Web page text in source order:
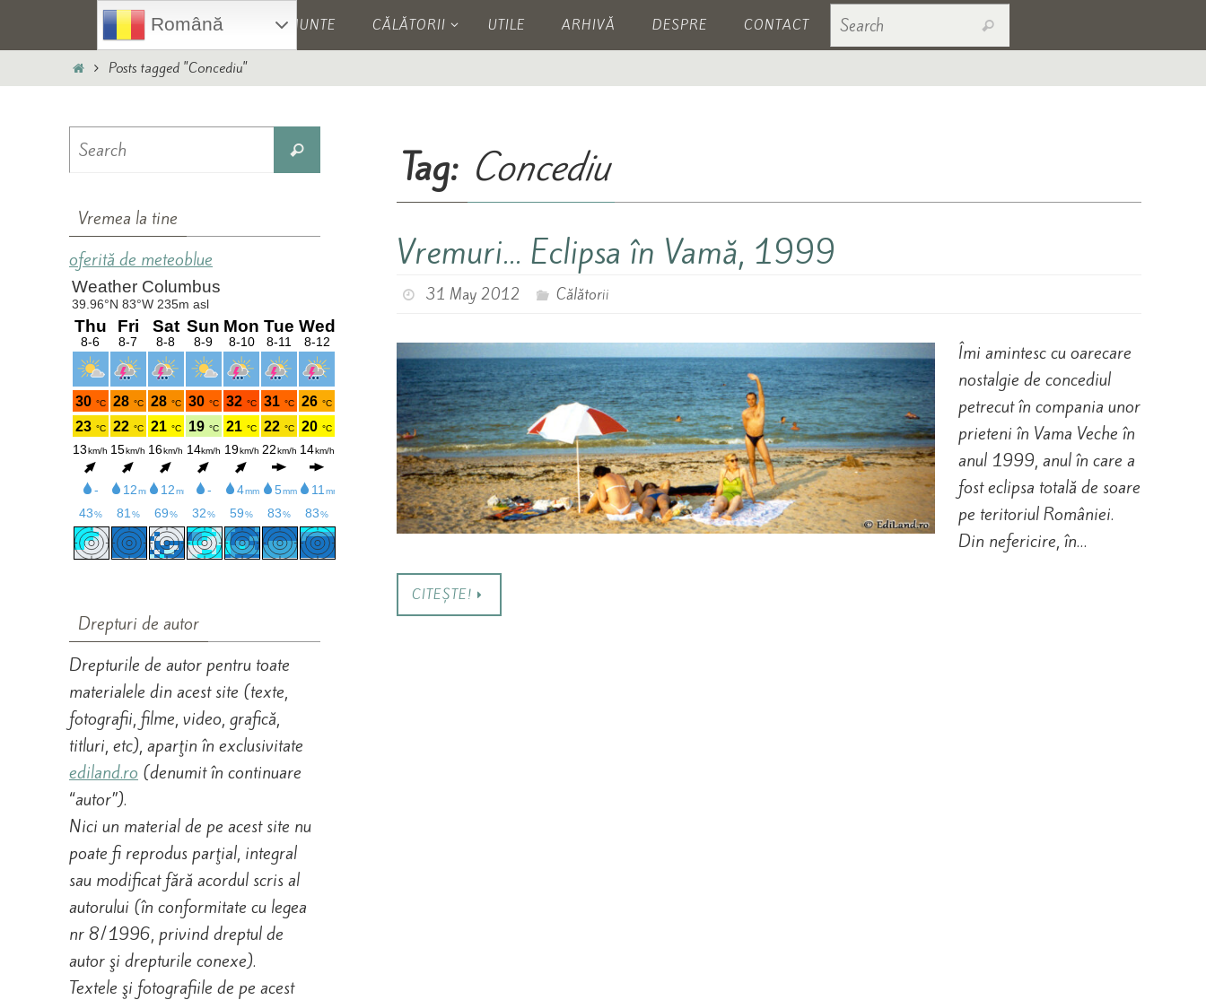
content
HOME MUNTE CĂLĂTORII UTILE ARHIVĂ DESPRE CONTACT Search
HomePosts tagged "Concediu"
Tag: Concediu
Vremuri… Eclipsa în Vamă, 1999
31 May 2012 Călătorii
Îmi amintesc cu oarecare
nostalgie de concediul
petrecut în compania unor
prieteni în Vama Veche în
anul 1999, anul în care a
fost eclipsa totală de soare
pe teritoriul României.
Din nefericire, în…
CITEȘTE!
Search
Vremea la tine
oferită de meteoblue
Drepturi de autor
Drepturile de autor pentru toate
materialele din acest site (texte,
fotografii, filme, video, grafică,
titluri, etc), aparţin în exclusivitate
ediland.ro (denumit în continuare
“autor”).
Nici un material de pe acest site nu
poate fi reprodus parţial, integral
sau modificat fără acordul scris al
autorului (în conformitate cu legea
nr 8/1996, privind dreptul de
autor şi drepturile conexe).
Textele şi fotografiile de pe acest
Română